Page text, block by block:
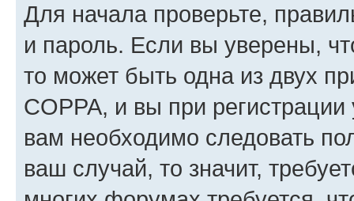
Для начала проверьте,
и пароль. Если вы уверены,
то может быть одна из двух
COPPA, и вы при
вам необходимо следовать
ваш случай, то значит,